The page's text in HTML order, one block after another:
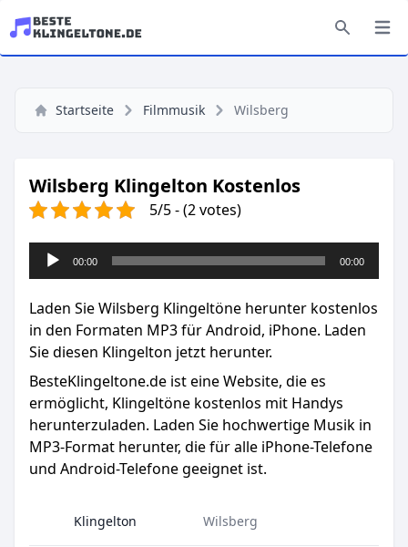
Startseite Filmmusik Wilsberg
Wilsberg Klingelton Kostenlos
5/5 - (2 votes)
Audio-
Player
00:00 00:00
Laden Sie Wilsberg Klingeltöne herunter kostenlos
in den Formaten MP3 für Android, iPhone. Laden
Sie diesen Klingelton jetzt herunter.
BesteKlingeltone.de ist eine Website, die es
ermöglicht, Klingeltöne kostenlos mit Handys
herunterzuladen. Laden Sie hochwertige Musik in
MP3-Format herunter, die für alle iPhone-Telefone
und Android-Telefone geeignet ist.
Klingelton Wilsberg